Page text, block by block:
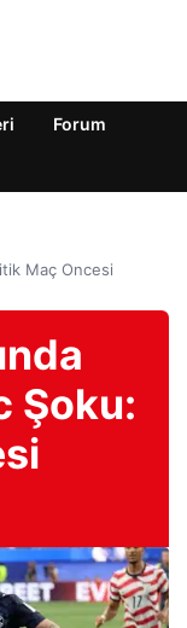
Forum
Maç Oncesi
Şoku: